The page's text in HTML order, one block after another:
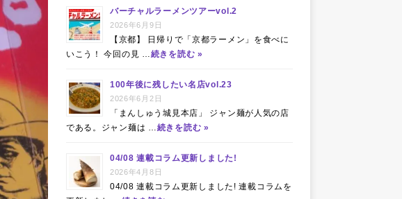
バーチャルラーメンツアーvol.2
2026年6月9日
【京都】 日帰りで「京都ラーメン」を食べに
いこう！ 今回の見 …続きを読む »
100年後に残したい名店vol.23
2026年6月2日
「まんしゅう城見本店」 ジャン麺が人気の店
である。ジャン麺は …続きを読む »
04/08 連載コラム更新しました!
2026年4月8日
04/08 連載コラム更新しました! 連載コラムを